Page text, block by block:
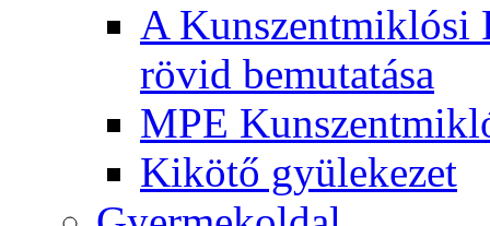
A Kunszentmiklósi
rövid bemutatása
MPE
Kikötő gyülekezet